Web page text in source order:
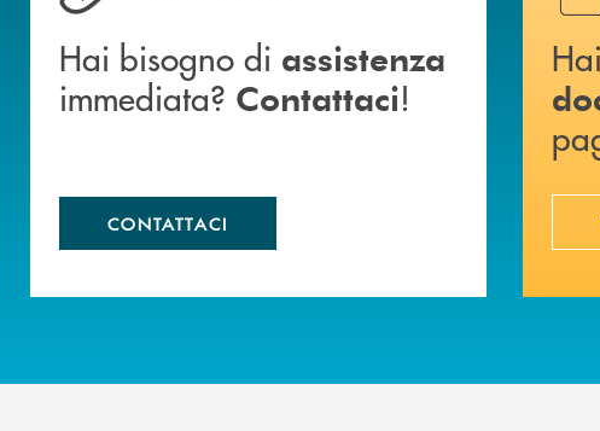
Hai bisogno di assistenza
immediata? Contattaci!
CONTATTACI